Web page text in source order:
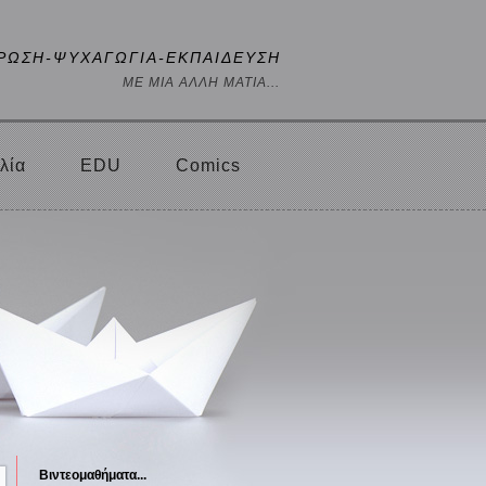
ΨΥΧΑΓΩΓΙΑ-ΕΚΠΑΙΔΕΥΣΗ
ΜΕ ΜΙΑ ΑΛΛΗ ΜΑΤΙΑ...
EDU Comics
Βιντεομαθήματα...